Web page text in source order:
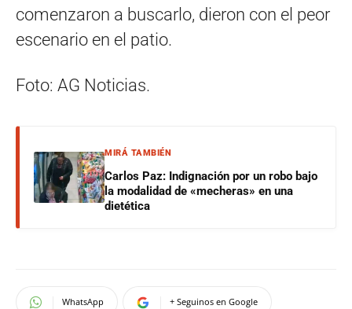
comenzaron a buscarlo, dieron con el peor
escenario en el patio.
Foto: AG Noticias.
MIRÁ TAMBIÉN
Carlos Paz: Indignación por un robo bajo
la modalidad de «mecheras» en una
dietética
WhatsApp + Seguinos en Google